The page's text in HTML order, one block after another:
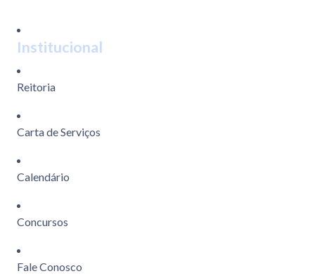
Institucional
Reitoria
Carta de Serviços
Calendário
Concursos
Fale Conosco